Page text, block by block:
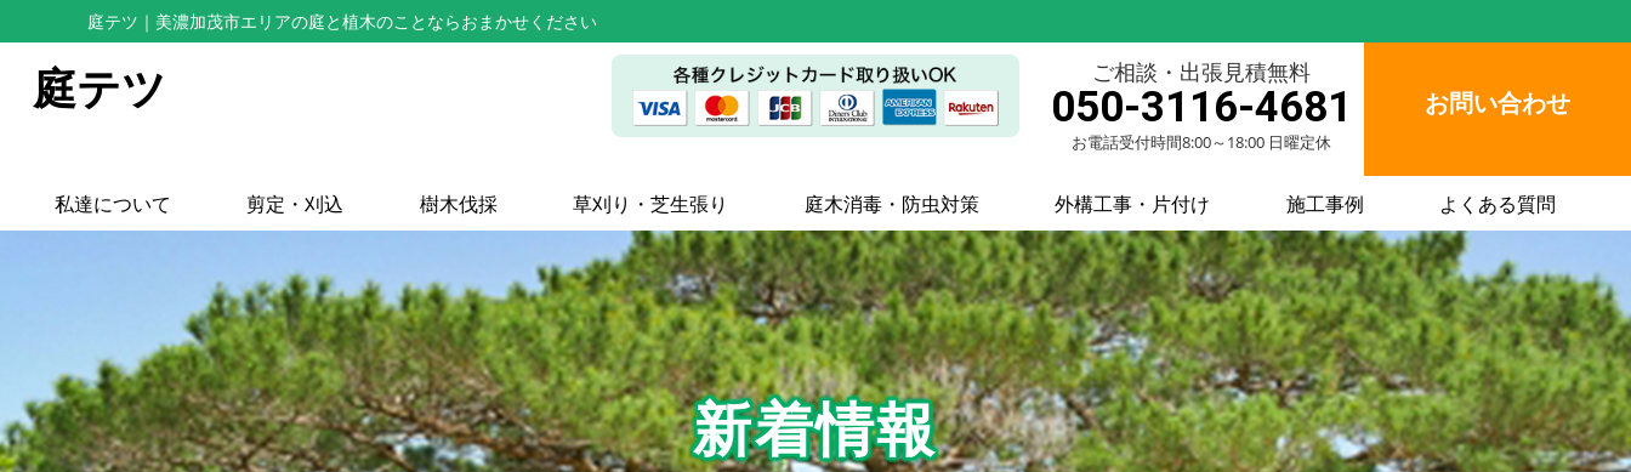
庭テツ ｜美濃加茂市エリアの庭と植木のことならおまかせください
庭テツ ご相談・出張見積無料
050-3116-4681
お電話受付時間8:00～18:00 日曜定休
お問い合わせ
私達について 剪定・刈込 樹木伐採 草刈り・芝生張り 庭木消毒・防虫対策 外構工事・片付け 施工事例 よくある質問
新着情報